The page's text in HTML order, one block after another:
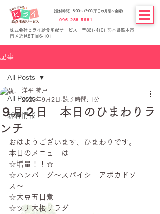
[受付時間] 8:00～17:00(平日の月曜～金曜)
096-288-5681
株式会社ヒライ給食宅配サービス 〒861-4101 熊本県熊本市
南区近見8丁目6-101
記事
All Posts
新着情報
All Posts
９月２日 本日のひまわりラ
ンチ
洋平 神戸
2020年9月2日 読了時間: 1分
おはようございます、ひまわりです。
本日のメニューは
☆増量！！☆
☆ハンバーグ～スパイシーアボカドソー
ス～
☆大豆五目煮
☆ツナ大根サラダ